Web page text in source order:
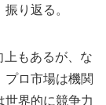
り返る。
もあるが、な
プロ市場は機関
界的に競争力